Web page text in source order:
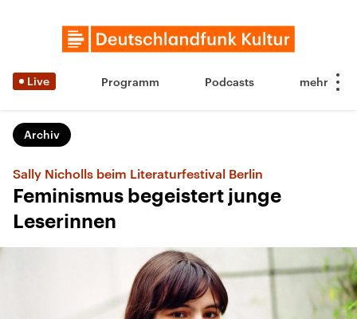
Live Programm Podcasts
Archiv
Sally Nicholls beim Literaturfestival Berlin
Feminismus begeistert junge
Leserinnen